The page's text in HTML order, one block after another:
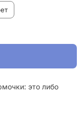
это либо